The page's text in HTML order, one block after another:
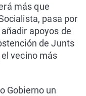
más que
pasa por
apoyos de
de Junts
vecino más
Gobierno un